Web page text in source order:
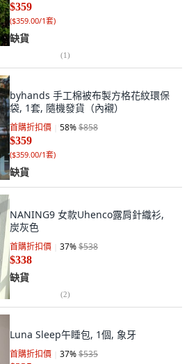
$359
($359.00/1套)
缺貨
(1)
byhands 手工棉被布製方格花紋環保
袋, 1套, 隨機發貨（內襯）
首購折扣價 58%$858
$359
($359.00/1套)
缺貨
NANING9 女款Uhenco露肩針織衫,
炭灰色
首購折扣價 37%$538
$338
缺貨
(2)
Luna Sleep午睡包, 1個, 象牙
首購折扣價 37%$535